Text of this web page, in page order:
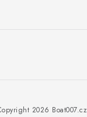
2026 Boat007.cz